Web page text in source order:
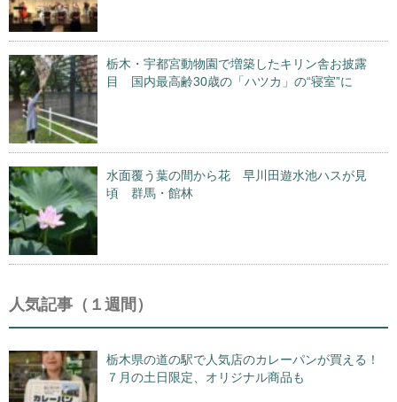
栃木・宇都宮動物園で増築したキリン舎お披露
目 国内最高齢30歳の「ハツカ」の“寝室”に
水面覆う葉の間から花 早川田遊水池ハスが見
頃 群馬・館林
人気記事（１週間）
栃木県の道の駅で人気店のカレーパンが買える！
７月の土日限定、オリジナル商品も